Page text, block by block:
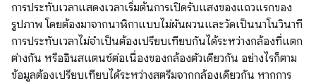
การประทับเวลาแสดงเวลาเริ่มต้นการเปิดรับแสงของแถวแรกของ
รูปภาพ โดยต้องมาจากนาฬิกาแบบไม่ผันผวนและวัดเป็นนาโนวินาที
การประทับเวลาไม่จำเป็นต้องเปรียบเทียบกันได้ระหว่างกล้องที่แตก
ต่างกัน หรืออินสแตนซ์ต่อเนื่องของกล้องตัวเดียวกัน อย่างไรก็ตาม
ข้อมูลต้องเปรียบเทียบได้ระหว่างสตรีมจากกล้องเดียวกัน หากการ